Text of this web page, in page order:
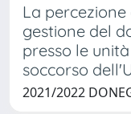
La
gestione del
presso le
soccorso
2021/2022